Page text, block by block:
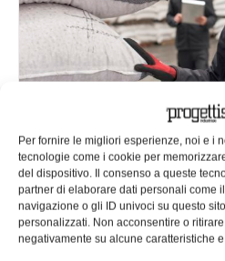
Per fornire le migliori esperienze, noi e i
tecnologie come i cookie per
del dispositivo. Il consenso a queste
partner di elaborare dati personali come
navigazione o gli ID univoci su questo
personalizzati. Non acconsentire o
negativamente su alcune caratteristiche
Freddo sul lavoro?
problema, con le
antintemperie
Sono adatte all’autunno le
Mewa, studiate per proteggere
intemperie. L’assortimento